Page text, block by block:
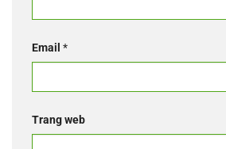
Email *
Trang web